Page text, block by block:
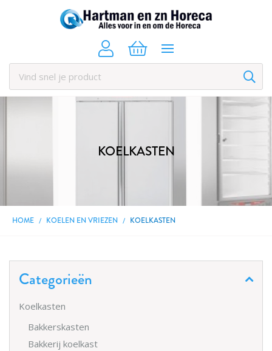
KOELKASTEN
HOME KOELEN EN VRIEZEN KOELKASTEN
Categorieën
Koelkasten
Bakkerskasten
Bakkerij koelkast